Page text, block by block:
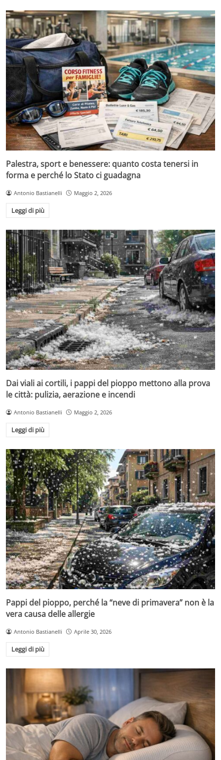
Palestra, sport e benessere: quanto costa tenersi in
forma e perché lo Stato ci guadagna
Antonio Bastianelli Maggio 2, 2026
Leggi di più
Dai viali ai cortili, i pappi del pioppo mettono alla prova
le città: pulizia, aerazione e incendi
Antonio Bastianelli Maggio 2, 2026
Leggi di più
Pappi del pioppo, perché la “neve di primavera” non è la
vera causa delle allergie
Antonio Bastianelli Aprile 30, 2026
Leggi di più